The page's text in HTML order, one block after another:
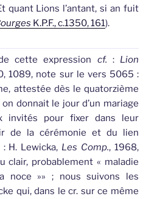
quant Lions l’antant, si an fuit
K.P.F., c.1350, 161).
cette expression cf. : Lion
1089, note sur le vers 5065 :
attestée dès le quatorzième
donnait le jour d’un mariage
invités pour fixer dans leur
de la cérémonie et du lien
: H. Lewicka, Les Comp., 1968,
clair, probablement « maladie
noce »» ; nous suivons les
qui, dans le cr. sur ce même